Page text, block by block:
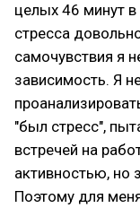
целых 46 минут
стресса
самочувствия я
зависимость. Я
"был стресс",
встречей на
активностью, но
Поэтому для